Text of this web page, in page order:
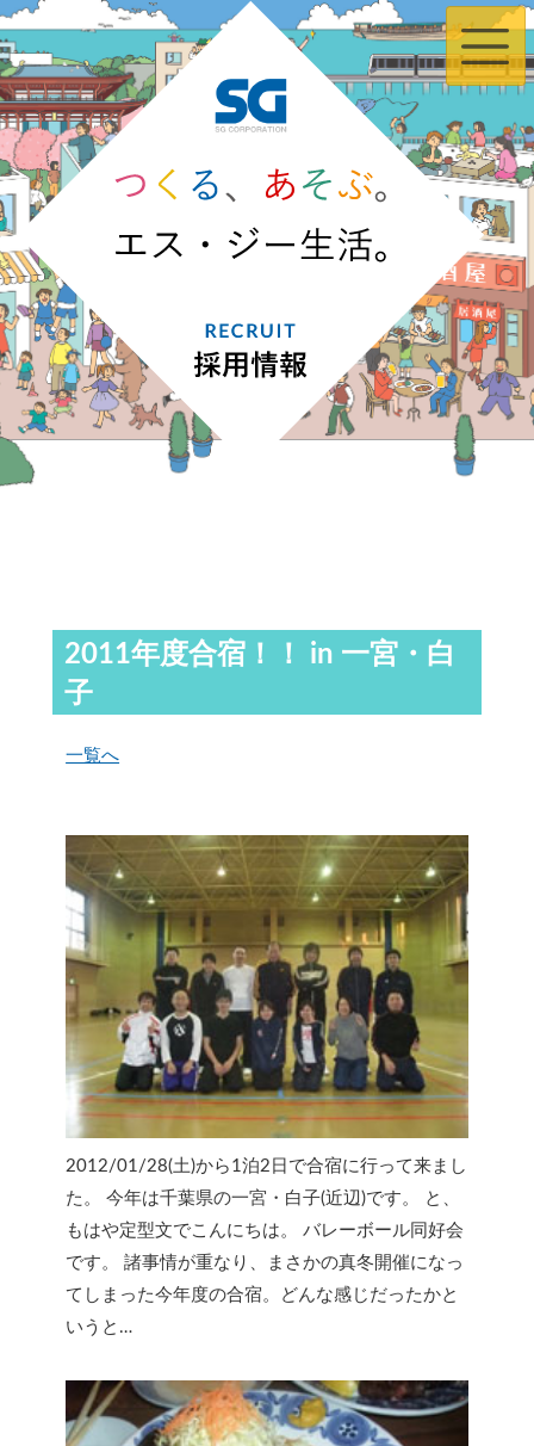
2011年度合宿！！ in 一宮・白
子
一覧へ
2012/01/28(土)から1泊2日で合宿に行って来まし
た。 今年は千葉県の一宮・白子(近辺)です。 と、
もはや定型文でこんにちは。 バレーボール同好会
です。 諸事情が重なり、まさかの真冬開催になっ
てしまった今年度の合宿。どんな感じだったかと
いうと…